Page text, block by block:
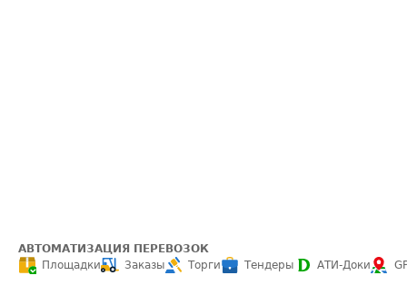
АВТОМАТИЗАЦИЯ ПЕРЕВОЗОК
Площадки
Заказы Торги Тендеры АТИ-Доки